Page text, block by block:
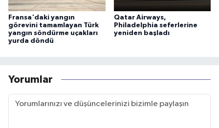
Fransa'daki yangın
görevini tamamlayan Türk
yangın söndürme uçakları
yurda döndü
Qatar Airways,
Philadelphia seferlerine
yeniden başladı
Yorumlar